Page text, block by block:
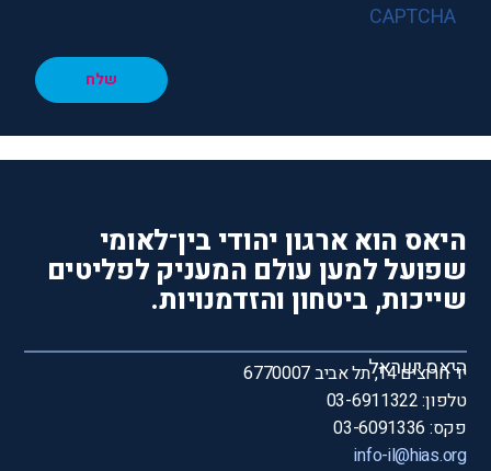
CAPTCHA
שלח
היאס הוא ארגון יהודי בין־לאומי
שפועל למען עולם המעניק לפליטים
שייכות, ביטחון והזדמנויות.
היאס ישראל
יד חרוצים 14, תל אביב 6770007
טלפון: 03-6911322
פקס: 03-6091336
info-il@hias.org